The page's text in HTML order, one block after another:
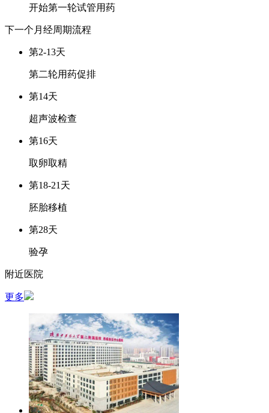
开始第一轮试管用药
下一个月经周期流程
第2-13天
第二轮用药促排
第14天
超声波检查
第16天
取卵取精
第18-21天
胚胎移植
第28天
验孕
附近医院
更多